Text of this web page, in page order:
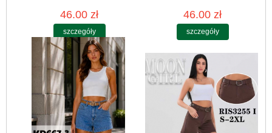
46.00 zł
szczegóły
46.00 zł
szczegóły